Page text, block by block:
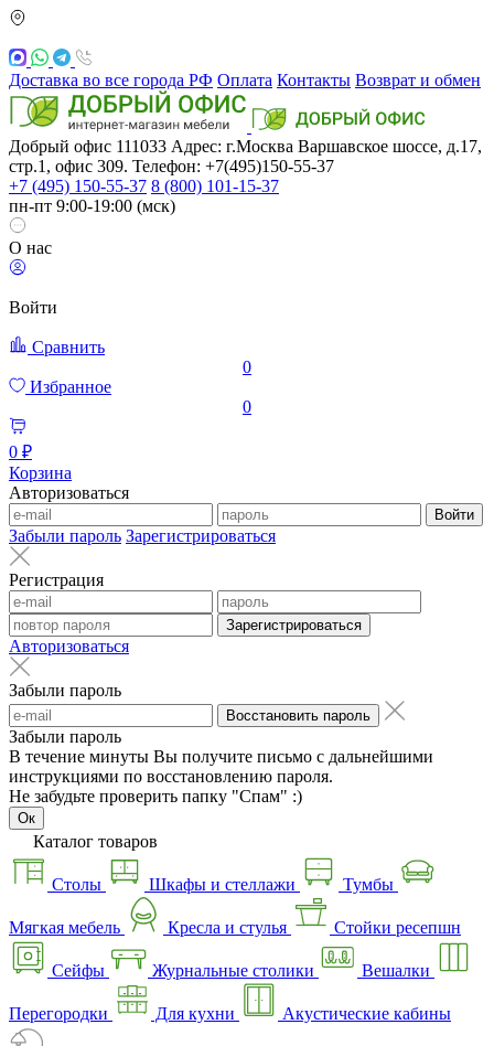
Доставка во все города РФ Оплата Контакты Возврат и обмен
Добрый офис 111033 Адрес: г.Москва Варшавское шоссе, д.17,
стр.1, офис 309. Телефон: +7(495)150-55-37
+7 (495) 150-55-37 8 (800) 101-15-37
пн-пт 9:00-19:00 (мск)
О нас
Войти
Сравнить
0
Избранное
0
0 ₽
Корзина
Авторизоваться
Войти
Забыли пароль Зарегистрироваться
Регистрация
Зарегистрироваться
Авторизоваться
Забыли пароль
Восстановить пароль
Забыли пароль
В течение минуты Вы получите письмо с дальнейшими
инструкциями по восстановлению пароля.
Не забудьте проверить папку "Спам" :)
Ок
Каталог товаров
Столы Шкафы и стеллажи Тумбы
Мягкая мебель Кресла и стулья Стойки ресепшн
Сейфы Журнальные столики Вешалки
Перегородки Для кухни Акустические кабины